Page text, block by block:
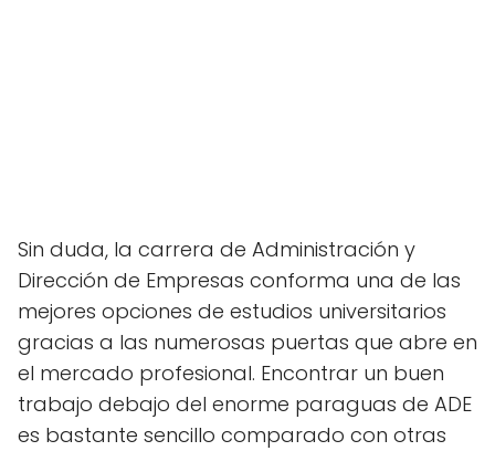
Sin duda, la carrera de Administración y
Dirección de Empresas conforma una de las
mejores opciones de estudios universitarios
gracias a las numerosas puertas que abre en
el mercado profesional. Encontrar un buen
trabajo debajo del enorme paraguas de ADE
es bastante sencillo comparado con otras